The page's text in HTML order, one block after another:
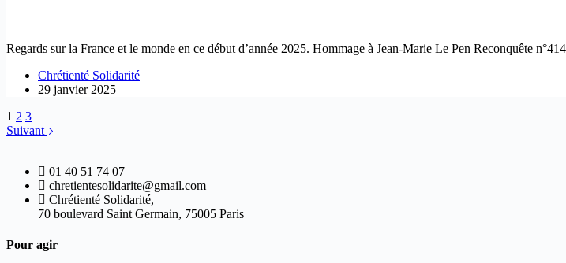
Regards sur la France et le monde en ce début d’année 2025. Hommage à Jean-Marie Le Pen Reconquête
Chrétienté Solidarité
29 janvier 2025
1 2 3
Suivant
01 40 51 74 07
chretientesolidarite@gmail.com
Chrétienté Solidarité,
70 boulevard Saint Germain, 75005 Paris
Pour agir